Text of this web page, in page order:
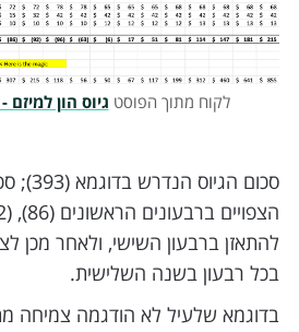
לקוח מתוך הפוסט גיוס הון
סכום
בכל רבעון בשנה השלישית.
בדוגמא שלעיל לא הודגמה צמיחה